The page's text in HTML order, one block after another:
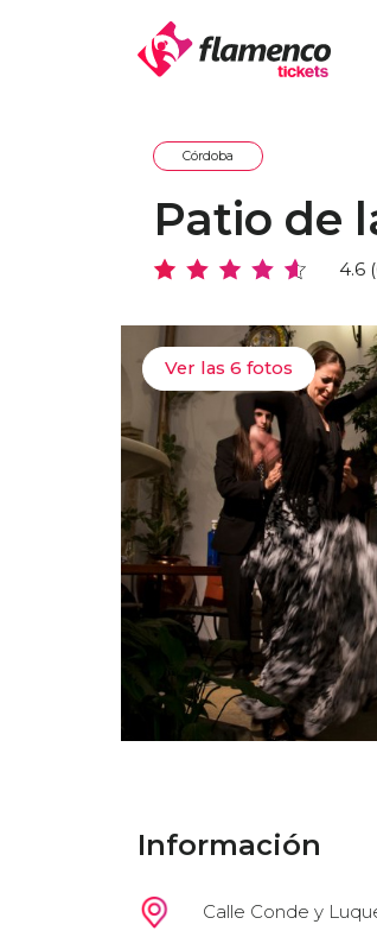
Ver las 6 fotos
Córdoba
Patio de
4.6
Información
Calle Conde y